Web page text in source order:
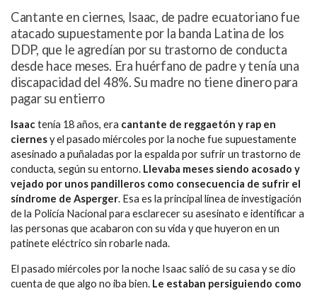
Cantante en ciernes, Isaac, de padre ecuatoriano fue
atacado supuestamente por la banda Latina de los
DDP, que le agredían por su trastorno de conducta
desde hace meses. Era huérfano de padre y tenía una
discapacidad del 48%. Su madre no tiene dinero para
pagar su entierro
Isaactenía 18 años, era cantante de reggaetón y rap en
ciernesy el pasado miércoles por la noche fue supuestamente
asesinado a puñaladas por la espalda por sufrir un trastorno de
conducta, según su entorno. Llevaba meses siendo acosado y
vejado por unos pandilleros como consecuencia de sufrir el
síndrome de Asperger. Esa es la principal línea de investigación
de la Policía Nacional para esclarecer su asesinato e identificar a
las personas que acabaron con su vida y que huyeron en un
patinete eléctrico sin robarle nada.
El pasado miércoles por la noche Isaac salió de su casa y se dio
cuenta de que algo no iba bien. Le estaban persiguiendo como